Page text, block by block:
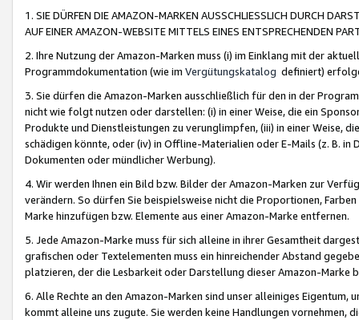
1. SIE DÜRFEN DIE AMAZON-MARKEN AUSSCHLIESSLICH DURCH
AUF EINER AMAZON-WEBSITE MITTELS EINES ENTSPRECHENDEN
2. Ihre Nutzung der Amazon-Marken muss (i) im Einklang mit der
Programmdokumentation (wie im Vergütungskatalog definiert)
3. Sie dürfen die Amazon-Marken ausschließlich für den in der
nicht wie folgt nutzen oder darstellen: (i) in einer Weise, die ein
Produkte und Dienstleistungen zu verunglimpfen, (iii) in einer Weise,
schädigen könnte, oder (iv) in Offline-Materialien oder E-Mails (z. B. in
Dokumenten oder mündlicher Werbung).
4. Wir werden Ihnen ein Bild bzw. Bilder der Amazon-Marken zur
verändern. So dürfen Sie beispielsweise nicht die Proportionen,
Marke hinzufügen bzw. Elemente aus einer Amazon-Marke entfernen.
5. Jede Amazon-Marke muss für sich alleine in ihrer Gesamtheit
grafischen oder Textelementen muss ein hinreichender Abstand
platzieren, der die Lesbarkeit oder Darstellung dieser Amazon-Marke
6. Alle Rechte an den Amazon-Marken sind unser alleiniges
kommt alleine uns zugute. Sie werden keine Handlungen vornehmen,